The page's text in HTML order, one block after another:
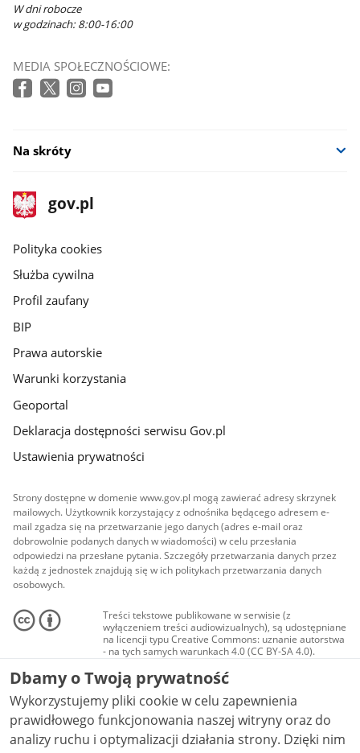
W dni robocze
w godzinach: 8:00-16:00
MEDIA SPOŁECZNOŚCIOWE:
Na skróty
stopka
gov.pl
Strona
gov.pl
gov.pl
Polityka cookies
Służba cywilna
Profil zaufany
BIP
Prawa autorskie
Warunki korzystania
Geoportal
Deklaracja dostępności serwisu Gov.pl
Ustawienia prywatności
Strony dostępne w domenie www.gov.pl mogą zawierać adresy skrzynek
mailowych. Użytkownik korzystający z odnośnika będącego adresem e-
mail zgadza się na przetwarzanie jego danych (adres e-mail oraz
dobrowolnie podanych danych w wiadomości) w celu przesłania
odpowiedzi na przesłane pytania. Szczegóły przetwarzania danych przez
każdą z jednostek znajdują się w ich politykach przetwarzania danych
osobowych.
Treści tekstowe publikowane w serwisie (z
wyłączeniem treści audiowizualnych), są udostępniane
na licencji typu Creative Commons: uznanie autorstwa
- na tych samych warunkach 4.0 (CC BY-SA 4.0).
Materiały audiowizualne, w tym zdjęcia, materiały
audio i wideo, są udostępniane na licencji typu
Creative Commons: uznanie autorstwa użycie
niekomercyjne - bez utworów zależnych 4.0 (CC BY-
NC-ND 4.0), o ile nie jest to stwierdzone inaczej.
Dbamy o Twoją prywatność
Wykorzystujemy pliki cookie w celu zapewnienia
prawidłowego funkcjonowania naszej witryny oraz do
analizy ruchu i optymalizacji działania strony. Dzięki nim